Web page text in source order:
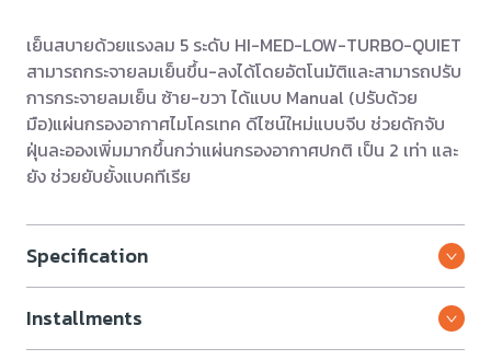
เย็นสบายด้วยแรงลม 5 ระดับ HI-MED-LOW-TURBO-QUIET
สามารถกระจายลมเย็นขึ้น-ลงได้โดยอัตโนมัติและสามารถปรับ
การกระจายลมเย็น ซ้าย-ขวา ได้แบบ Manual (ปรับด้วย
มือ)แผ่นกรองอากาศไมโครเทค ดีไซน์ใหม่แบบจีบ ช่วยดักจับ
ฝุ่นละอองเพิ่มมากขึ้นกว่าแผ่นกรองอากาศปกติ เป็น 2 เท่า และ
ยัง ช่วยยับยั้งแบคทีเรีย
Specification
Installments